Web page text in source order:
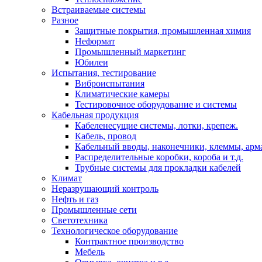
Встраиваемые системы
Разное
Защитные покрытия, промышленная химия
Неформат
Промышленный маркетинг
Юбилеи
Испытания, тестирование
Виброиспытания
Климатические камеры
Тестировочное оборудование и системы
Кабельная продукция
Кабеленесущие системы, лотки, крепеж.
Кабель, провод
Кабельный вводы, наконечники, клеммы,
Распределительные коробки, короба и т.д.
Трубные системы для прокладки кабелей
Климат
Неразрушающий контроль
Нефть и газ
Промышленные сети
Светотехника
Технологическое оборудование
Контрактное производство
Мебель